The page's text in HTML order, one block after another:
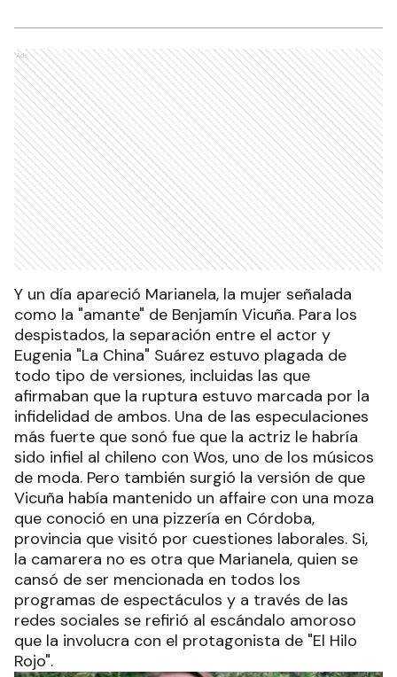
Ads
Y un día apareció Marianela, la mujer señalada
como la "amante" de Benjamín Vicuña. Para los
despistados, la separación entre el actor y
Eugenia "La China" Suárez estuvo plagada de
todo tipo de versiones, incluidas las que
afirmaban que la ruptura estuvo marcada por la
infidelidad de ambos. Una de las especulaciones
más fuerte que sonó fue que la actriz le habría
sido infiel al chileno con Wos, uno de los músicos
de moda. Pero también surgió la versión de que
Vicuña había mantenido un affaire con una moza
que conoció en una pizzería en Córdoba,
provincia que visitó por cuestiones laborales. Si,
la camarera no es otra que Marianela, quien se
cansó de ser mencionada en todos los
programas de espectáculos y a través de las
redes sociales se refirió al escándalo amoroso
que la involucra con el protagonista de "El Hilo
Rojo".